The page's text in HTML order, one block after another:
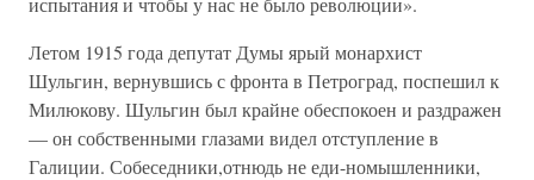
Летом 1915 года депутат Думы ярый монархист
Шульгин, вернувшись с фронта в Петроград, поспешил к
Милюкову. Шульгин был крайне обеспокоен и раздражен
— он собственными глазами видел отступление в
Галиции. Собеседники,отнюдь не еди-номышленники,